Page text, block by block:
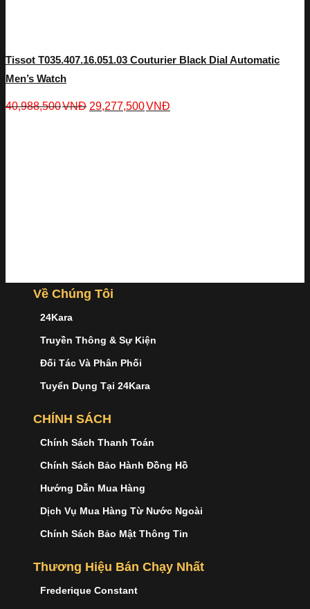
Tissot T035.407.16.051.03 Couturier Black Dial Automatic
Men’s Watch
40,988,500VNĐ 29,277,500VNĐ
Về Chúng Tôi
24Kara
Truyền Thông & Sự Kiện
Đối Tác Và Phân Phối
Tuyển Dụng Tại 24Kara
CHÍNH SÁCH
Chính Sách Thanh Toán
Chính Sách Bảo Hành Đồng Hồ
Hướng Dẫn Mua Hàng
Dịch Vụ Mua Hàng Từ Nước Ngoài
Chính Sách Bảo Mật Thông Tin
Thương Hiệu Bán Chạy Nhất
Frederique Constant